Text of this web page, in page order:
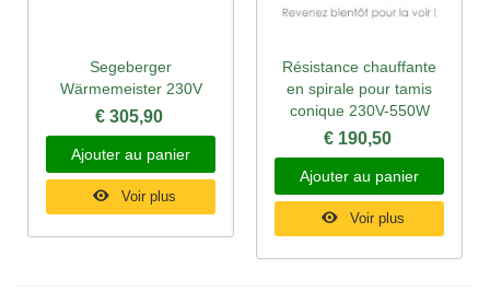
Segeberger
Wärmemeister 230V
€ 305,90
Ajouter au panier
Voir plus
Résistance chauffante
en spirale pour tamis
conique 230V-550W
€ 190,50
Ajouter au panier
Voir plus